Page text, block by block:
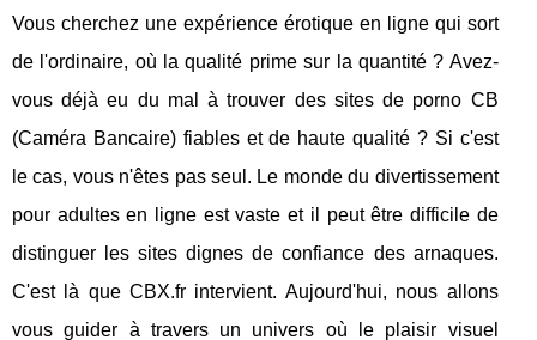
Vous cherchez une expérience érotique en ligne qui sort
de l'ordinaire, où la qualité prime sur la quantité ? Avez-
vous déjà eu du mal à trouver des sites de porno CB
(Caméra Bancaire) fiables et de haute qualité ? Si c'est
le cas, vous n'êtes pas seul. Le monde du divertissement
pour adultes en ligne est vaste et il peut être difficile de
distinguer les sites dignes de confiance des arnaques.
C'est là que CBX.fr intervient. Aujourd'hui, nous allons
vous guider à travers un univers où le plaisir visuel